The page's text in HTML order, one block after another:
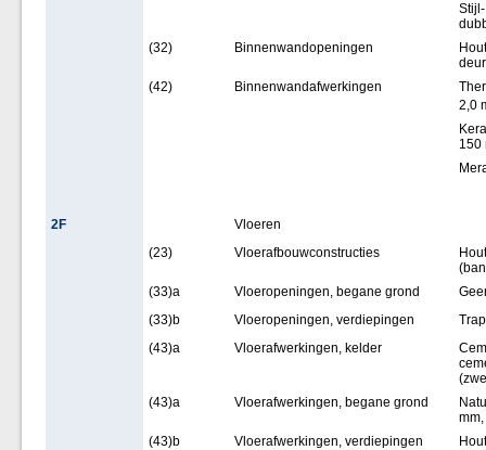
(32)
Binnenwandopeningen
(42)
Binnenwandafwerkingen
2,0
150
2F
Vloeren
(23)
Vloerafbouwconstructies
(33)a
Vloeropeningen, begane grond
(33)b
Vloeropeningen, verdiepingen
(43)a
Vloerafwerkingen, kelder
(43)a
Vloerafwerkingen, begane grond
(43)b
Vloerafwerkingen, verdiepingen